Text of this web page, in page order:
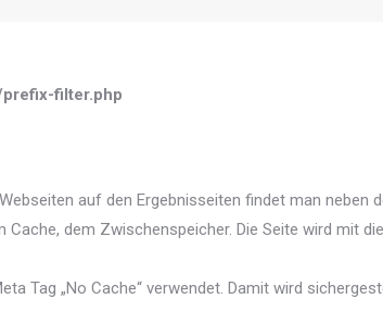
filter.php
auf den Ergebnisseiten findet man neben
dem Zwischenspeicher. Die Seite wird mit
Tag „No Cache“ verwendet. Damit wird